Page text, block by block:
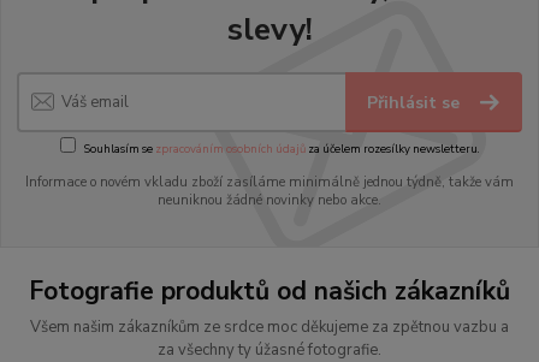
slevy!
Přihlásit se
Souhlasím se zpracováním osobních údajůza účelem rozesílky newsletteru.
Informace o novém vkladu zboží zasíláme minimálně jednou týdně, takže vám
neuniknou žádné novinky nebo akce.
Fotografie produktů od našich zákazníků
Všem našim zákazníkům ze srdce moc děkujeme za zpětnou vazbu a
za všechny ty úžasné fotografie.